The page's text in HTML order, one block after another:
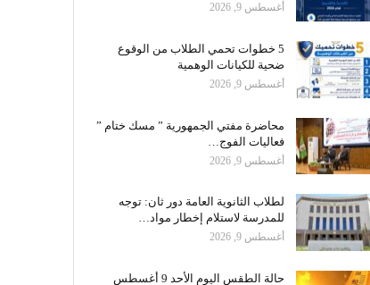
أغسطس 9, 2026
5 خطوات تحمي الطلاب من الوقوع
ضحية للكيانات الوهمية
أغسطس 9, 2026
محاضرة مفتي الجمهورية ” مسك ختام ”
فعاليات الفوج…
أغسطس 9, 2026
لطلاب الثانوية العامة دور ثان: توجه
للمدرسة لاستلام إخطار مواد…
أغسطس 9, 2026
حالة الطقس اليوم الأحد 9 أغسطس